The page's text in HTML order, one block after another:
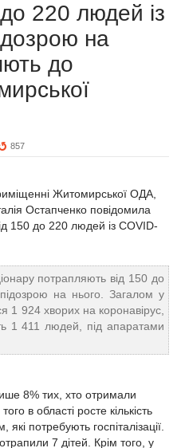
220 людей із
на
до
857
Житомирської ОДА,
Остапченко повідомила
150 до 220 людей із COVID-
потрапляють від 150 до
на нього. Загалом у
1 924 хворих на коронавірус,
1 411 людей, під апаратами
8% тих, хто отримали
в області росте кількість
які потребують госпіталізації.
7 дітей. Крім того, у